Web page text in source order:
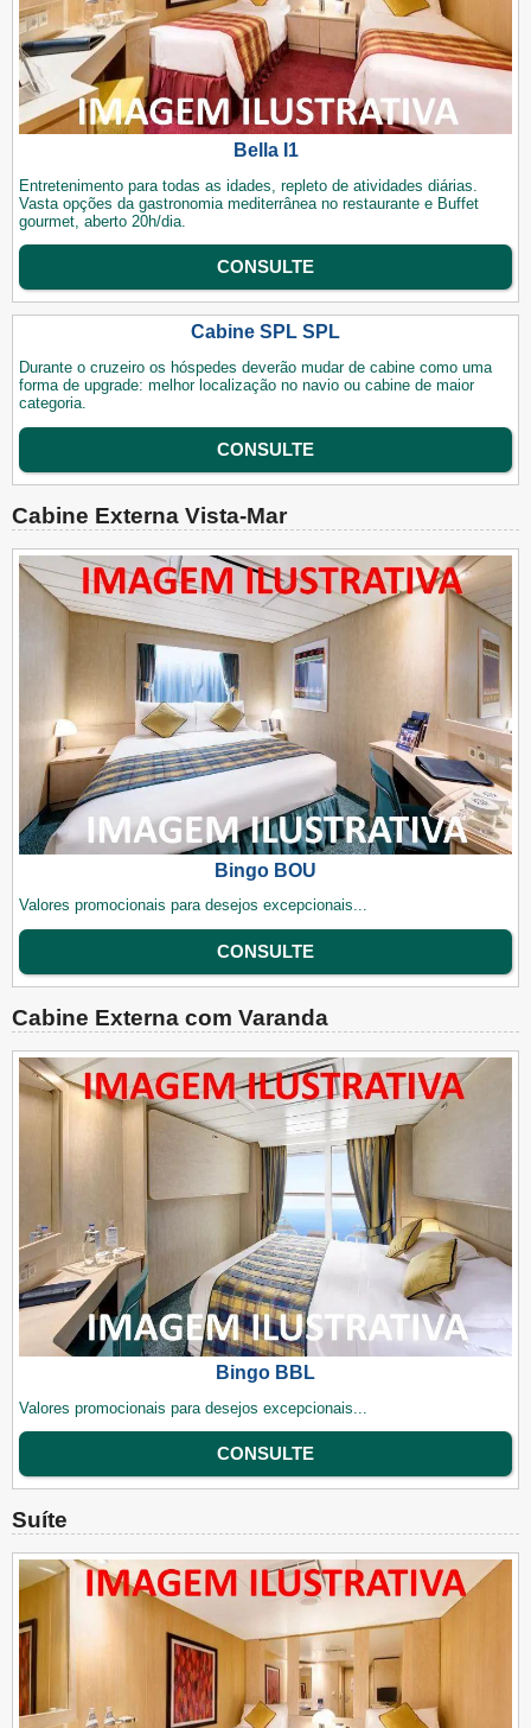
Bella I1
Entretenimento para todas as idades, repleto de atividades diárias.
Vasta opções da gastronomia mediterrânea no restaurante e Buffet
gourmet, aberto 20h/dia.
CONSULTE
Cabine SPL SPL
Durante o cruzeiro os hóspedes deverão mudar de cabine como uma
forma de upgrade: melhor localização no navio ou cabine de maior
categoria.
CONSULTE
Cabine Externa Vista-Mar
Bingo BOU
Valores promocionais para desejos excepcionais...
CONSULTE
Cabine Externa com Varanda
Bingo BBL
Valores promocionais para desejos excepcionais...
CONSULTE
Suíte